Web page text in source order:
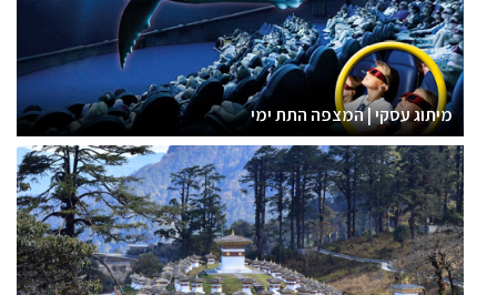
מיתוג עסקי | המצפה התת ימי